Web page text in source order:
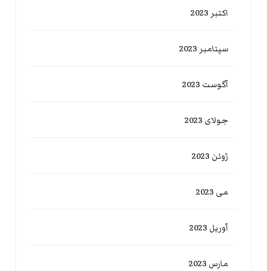
اکتبر 2023
سپتامبر 2023
آگوست 2023
جولای 2023
ژوئن 2023
می 2023
آوریل 2023
مارس 2023